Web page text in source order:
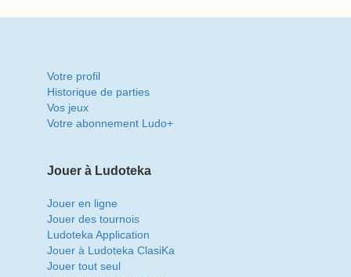
Votre profil
Historique de parties
Vos jeux
Votre abonnement Ludo+
Jouer à Ludoteka
Jouer en ligne
Jouer des tournois
Ludoteka Application
Jouer à Ludoteka ClasiKa
Jouer tout seul